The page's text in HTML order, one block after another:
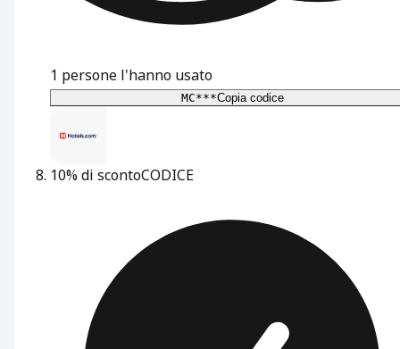
1 persone l'hanno usato
MC***Copia codice
10% di scontoCODICE